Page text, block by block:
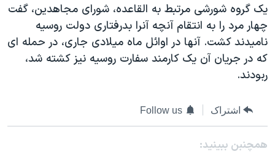
اسرائیل در جنگ
گالری عکس
آرشیو پخش زنده
ورزش زنان در ایران
اعتراضات زن، زندگی، آزادی
مجموعه مستندهای دادخواهی
دادگاه حمید نوری
چهل سال گروگان‌گیری
قانون شفافیت دارائی کادر رهبری ایران
زبانهای مختلف
یک گروه شورشی مرتبط به القاعده، شورای مجاهدین، گفت
چهار مرد را به انتقام آنچه آنرا بدرفتاری دولت روسیه
نامیدند کشت. آنها در اوائل ماه میلادی جاری، در حمله ای
که در جریان آن یک کارمند سفارت روسیه نیز کشته شد،
ربودند.
اشتراک Follow us
همچنبن ببینید: